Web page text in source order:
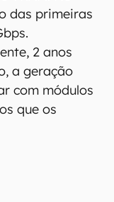
de até 16 Gb
as
para o
a primeira
novos